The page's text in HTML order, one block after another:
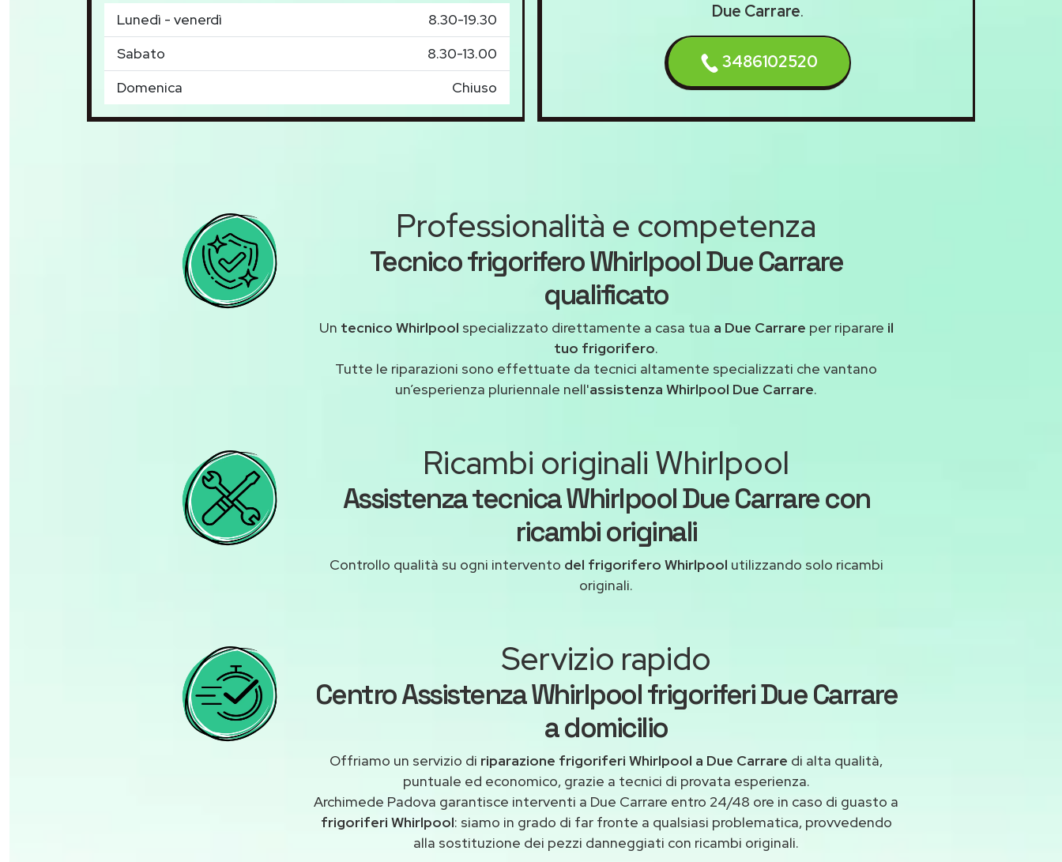
Lunedì - venerdì
8.30-19.30
Sabato
8.30-13.00
Domenica
Chiuso
Due Carrare.
3486102520
Professionalità e competenza
Tecnico frigorifero Whirlpool Due Carrare
qualificato
Un tecnico Whirlpool specializzato direttamente a casa tua a Due Carrare per riparare il
tuo frigorifero.
Tutte le riparazioni sono effettuate da tecnici altamente specializzati che vantano
un’esperienza pluriennale nell'assistenza Whirlpool Due Carrare.
Ricambi originali Whirlpool
Assistenza tecnica Whirlpool Due Carrare con
ricambi originali
Controllo qualità su ogni intervento del frigorifero Whirlpool utilizzando solo ricambi
originali.
Servizio rapido
Centro Assistenza Whirlpool frigoriferi Due Carrare
a domicilio
Offriamo un servizio di riparazione frigoriferi Whirlpool a Due Carrare di alta qualità,
puntuale ed economico, grazie a tecnici di provata esperienza.
Archimede Padova garantisce interventi a Due Carrare entro 24/48 ore in caso di guasto a
frigoriferi Whirlpool: siamo in grado di far fronte a qualsiasi problematica, provvedendo
alla sostituzione dei pezzi danneggiati con ricambi originali.